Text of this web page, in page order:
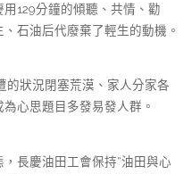
129分鐘的傾聽、共情、勸
石油后代廢棄了輕生的動機。
的狀況閉塞荒漠、家人分家各
心思題目多發易發人群。
長慶油田工會保持“油田與心